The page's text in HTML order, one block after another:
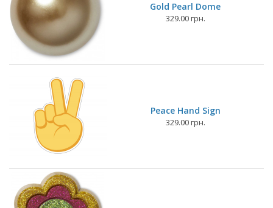
Gold Pearl Dome
329.00 грн.
Peace Hand Sign
329.00 грн.